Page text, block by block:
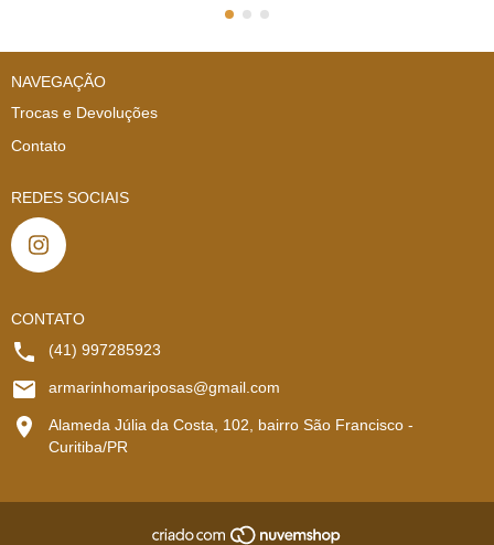
NAVEGAÇÃO
Trocas e Devoluções
Contato
REDES SOCIAIS
CONTATO
(41) 997285923
armarinhomariposas@gmail.com
Alameda Júlia da Costa, 102, bairro São Francisco -
Curitiba/PR